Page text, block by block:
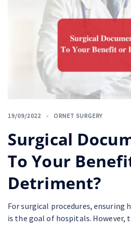
19/09/2022 ORNET SURGERY
Surgical
To Your
Detriment?
For surgical procedures,
is the goal of hospitals. However,